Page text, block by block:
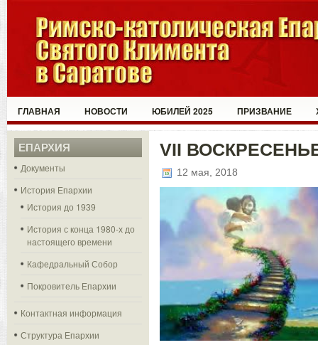
ГЛАВНАЯ НОВОСТИ ЮБИЛЕЙ 2025 ПРИЗВАНИЕ
ЕПАРХИЯ
Документы
История Епархии
История до 1939
История с конца 1980-х до
настоящего времени
Кафедральный Собор
Покровитель Епархии
Контактная информация
Структура Епархии
VII
12 мая, 2018